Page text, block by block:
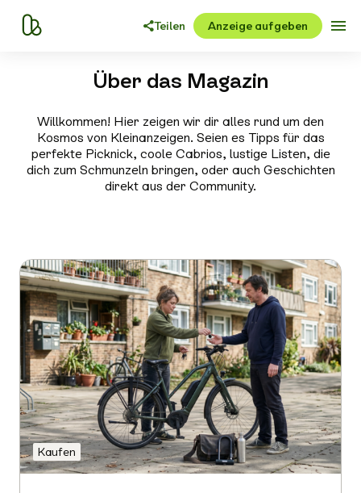
Teilen Anzeige aufgeben
Über das Magazin
Willkommen! Hier zeigen wir dir alles rund um den
Kosmos von Kleinanzeigen. Seien es Tipps für das
perfekte Picknick, coole Cabrios, lustige Listen, die
dich zum Schmunzeln bringen, oder auch Geschichten
direkt aus der Community.
Kaufen